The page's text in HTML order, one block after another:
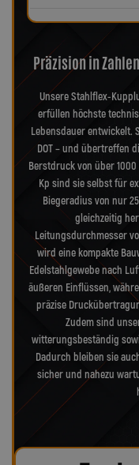
Präzision in
Unsere Stahlflex-
erfüllen höchste
Lebensdauer entwickelt.
DOT – und übertreffen
Berstdruck von über
Kp sind sie selbst für
Biegeradius von nur
gleichzeitig
Leitungsdurchmesser
wird eine kompakte
Edelstahlgewebe nach
äußeren Einflüssen,
präzise
Zudem sind
witterungsbeständig
Dadurch bleiben sie
sicher und nahezu